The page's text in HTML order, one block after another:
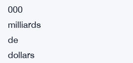
000
milliards
de
dollars